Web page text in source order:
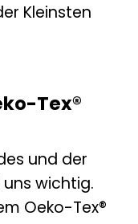
Kleinsten
Tex®
und der
wichtig.
Oeko-Tex®